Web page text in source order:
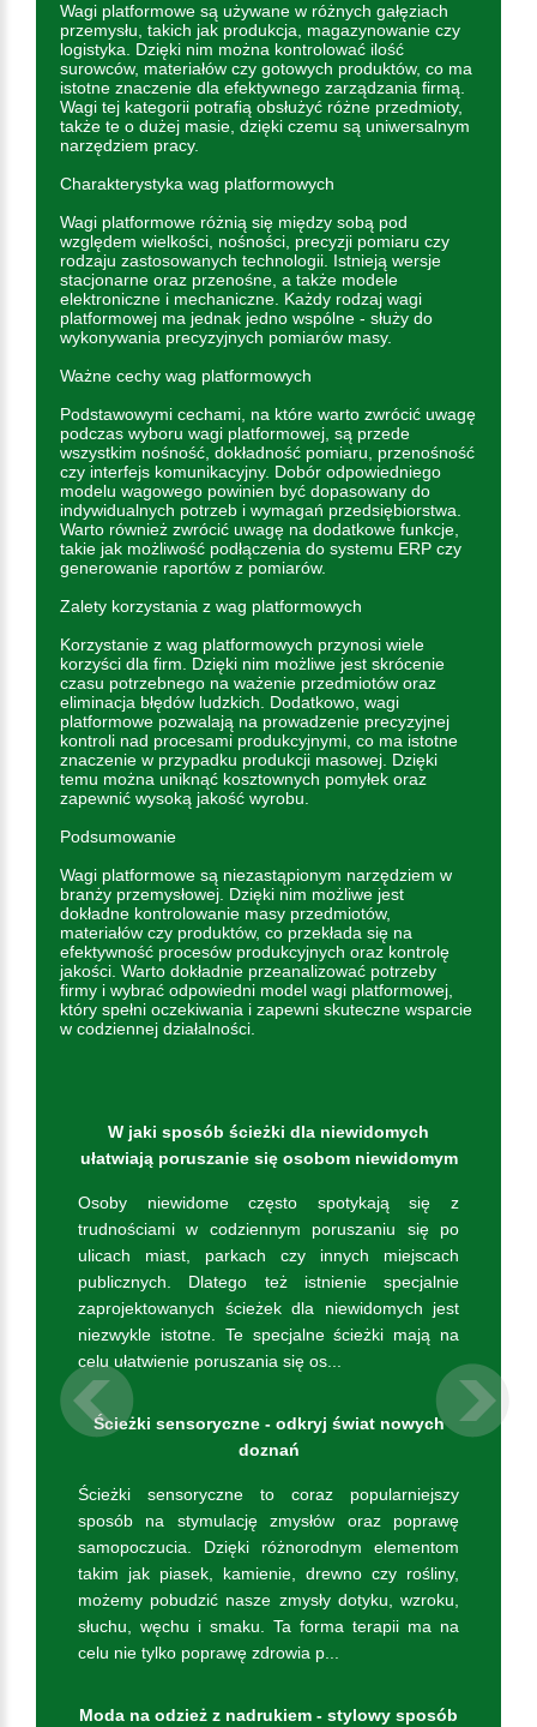
Wagi platformowe są używane w różnych gałęziach
przemysłu, takich jak produkcja, magazynowanie czy
logistyka. Dzięki nim można kontrolować ilość
surowców, materiałów czy gotowych produktów, co ma
istotne znaczenie dla efektywnego zarządzania firmą.
Wagi tej kategorii potrafią obsłużyć różne przedmioty,
także te o dużej masie, dzięki czemu są uniwersalnym
narzędziem pracy.
Charakterystyka wag platformowych
Wagi platformowe różnią się między sobą pod
względem wielkości, nośności, precyzji pomiaru czy
rodzaju zastosowanych technologii. Istnieją wersje
stacjonarne oraz przenośne, a także modele
elektroniczne i mechaniczne. Każdy rodzaj wagi
platformowej ma jednak jedno wspólne - służy do
wykonywania precyzyjnych pomiarów masy.
Ważne cechy wag platformowych
Podstawowymi cechami, na które warto zwrócić uwagę
podczas wyboru wagi platformowej, są przede
wszystkim nośność, dokładność pomiaru, przenośność
czy interfejs komunikacyjny. Dobór odpowiedniego
modelu wagowego powinien być dopasowany do
indywidualnych potrzeb i wymagań przedsiębiorstwa.
Warto również zwrócić uwagę na dodatkowe funkcje,
takie jak możliwość podłączenia do systemu ERP czy
generowanie raportów z pomiarów.
Zalety korzystania z wag platformowych
Korzystanie z wag platformowych przynosi wiele
korzyści dla firm. Dzięki nim możliwe jest skrócenie
czasu potrzebnego na ważenie przedmiotów oraz
eliminacja błędów ludzkich. Dodatkowo, wagi
platformowe pozwalają na prowadzenie precyzyjnej
kontroli nad procesami produkcyjnymi, co ma istotne
znaczenie w przypadku produkcji masowej. Dzięki
temu można uniknąć kosztownych pomyłek oraz
zapewnić wysoką jakość wyrobu.
Podsumowanie
Wagi platformowe są niezastąpionym narzędziem w
branży przemysłowej. Dzięki nim możliwe jest
dokładne kontrolowanie masy przedmiotów,
materiałów czy produktów, co przekłada się na
efektywność procesów produkcyjnych oraz kontrolę
jakości. Warto dokładnie przeanalizować potrzeby
firmy i wybrać odpowiedni model wagi platformowej,
który spełni oczekiwania i zapewni skuteczne wsparcie
w codziennej działalności.
W jaki sposób ścieżki dla niewidomych
ułatwiają poruszanie się osobom niewidomym
Osoby niewidome często spotykają się z
trudnościami w codziennym poruszaniu się po
ulicach miast, parkach czy innych miejscach
publicznych. Dlatego też istnienie specjalnie
zaprojektowanych ścieżek dla niewidomych jest
niezwykle istotne. Te specjalne ścieżki mają na
celu ułatwienie poruszania się os...
Ścieżki sensoryczne - odkryj świat nowych
doznań
Ścieżki sensoryczne to coraz popularniejszy
sposób na stymulację zmysłów oraz poprawę
samopoczucia. Dzięki różnorodnym elementom
takim jak piasek, kamienie, drewno czy rośliny,
możemy pobudzić nasze zmysły dotyku, wzroku,
słuchu, węchu i smaku. Ta forma terapii ma na
celu nie tylko poprawę zdrowia p...
Moda na odzież z nadrukiem - stylowy sposób
Previous